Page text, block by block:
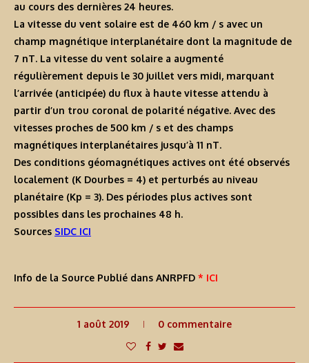
au cours des dernières 24 heures.
La vitesse du vent solaire est de 460 km / s avec un
champ magnétique interplanétaire dont la magnitude de
7 nT. La vitesse du vent solaire a augmenté
régulièrement depuis le 30 juillet vers midi, marquant
l’arrivée (anticipée) du flux à haute vitesse attendu à
partir d’un trou coronal de polarité négative. Avec des
vitesses proches de 500 km / s et des champs
magnétiques interplanétaires jusqu’à 11 nT.
Des conditions géomagnétiques actives ont été observés
localement (K Dourbes = 4) et perturbés au niveau
planétaire (Kp = 3). Des périodes plus actives sont
possibles dans les prochaines 48 h.
Sources SIDC ICI
Info de la Source Publié dans ANRPFD * ICI
1 août 2019 0 commentaire